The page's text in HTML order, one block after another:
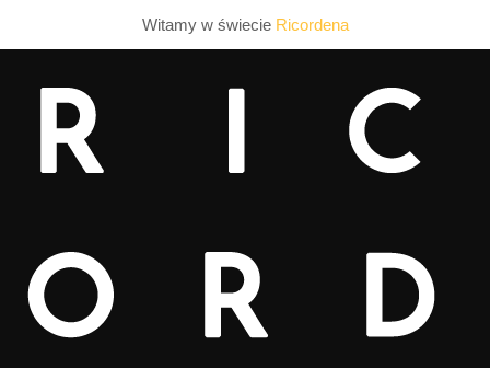
Witamy w świecie Ricordena